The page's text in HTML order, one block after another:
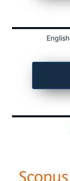
English